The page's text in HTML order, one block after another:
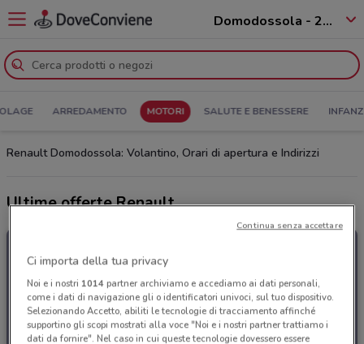
Domodossola - 28845
ARREDAMENTO MOTORI SALUTE E BENESSERE
Renault Domodossola: Volantino, Orari di apertura e Indirizzi
Ultime offerte Renault
Ci importa della tua privacy
Noi e i nostri 1014partner archiviamo e accediamo ai dati personali,
come i dati di navigazione gli o identificatori univoci, sul tuo dispositivo.
Selezionando Accetto, abiliti le tecnologie di tracciamento affinché
supportino gli scopi mostrati alla voce "Noi e i nostri partner trattiamo i
dati da fornire". Nel caso in cui queste tecnologie dovessero essere
Continua senza accettare